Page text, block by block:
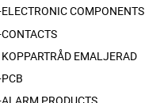
ELECTRONIC COMPONENTS
CONTACTS
KOPPARTRÅD EMALJERAD
PCB